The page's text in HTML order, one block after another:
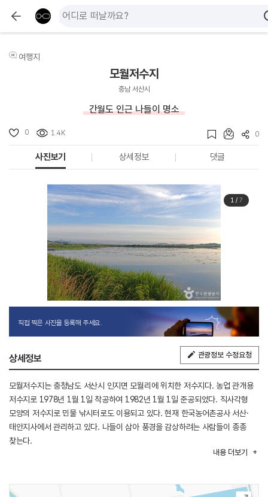
여행지
모월저수지
충남 서산시
간월도 인근 나들이 명소
0 1.4K 0
사진보기 상세정보 댓글
1/ 7
직접 찍은 사진을 등록해 주세요.
상세정보 관광정보 수정요청
모월저수지는 충청남도 서산시 인지면 모월리에 위치한 저수지다. 농업 관개용
저수지로 1978년 1월 1일 착공하여 1982년 1월 1일 준공되었다. 직사각형
모양의 저수지로 민물 낚시터로도 이용되고 있다. 현재 한국농어촌공사 서산·
태안지사에서 관리하고 있다. 나들이 삼아 풍경을 감상하려는 사람들이 종종
찾는다.
내용 더보기